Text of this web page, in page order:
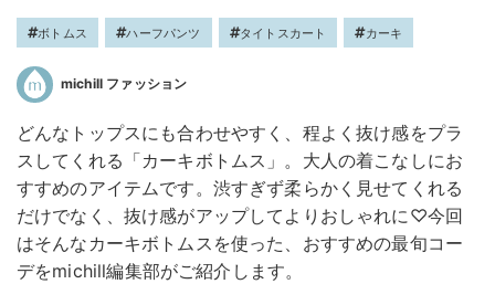
ボトムス ハーフパンツ タイトスカート カーキ
michill ファッション
どんなトップスにも合わせやすく、程よく抜け感をプラ
スしてくれる「カーキボトムス」。大人の着こなしにお
すすめのアイテムです。渋すぎず柔らかく見せてくれる
だけでなく、抜け感がアップしてよりおしゃれに♡今回
はそんなカーキボトムスを使った、おすすめの最旬コー
デをmichill編集部がご紹介します。